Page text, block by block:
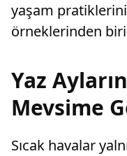
yaşam
örneklerinden biri
Yaz
Mevsime
Sıcak havalar